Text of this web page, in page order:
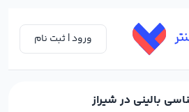
ورود | ثبت نام
بالینی در شیراز